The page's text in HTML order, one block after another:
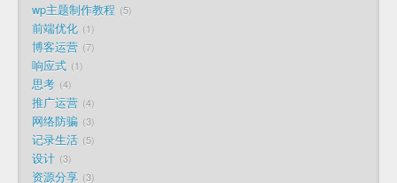
wp主题制作教程 5
前端优化 1
博客运营 7
响应式 1
思考 4
推广运营 4
网络防骗 3
记录生活 5
设计 3
资源分享 3